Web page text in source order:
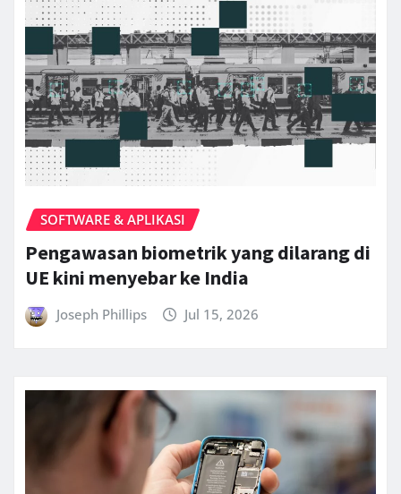
SOFTWARE & APLIKASI
Pengawasan biometrik yang dilarang di
UE kini menyebar ke India
Joseph Phillips Jul 15, 2026